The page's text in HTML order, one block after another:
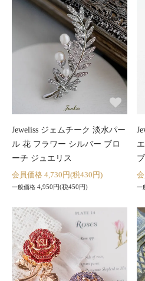
Jeweliss ジェムチーク 淡水パー
ル 花 フラワー シルバー ブロ
ーチ ジュエリス
会員価格 4,730円(税430円)
一般価格 4,950円(税450円) 一